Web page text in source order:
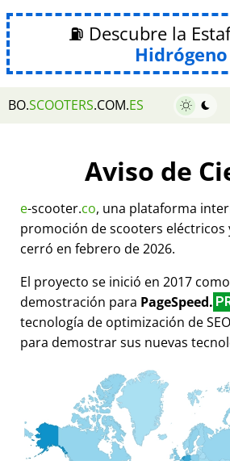
⛽ Descubre la
Hidrógeno
BO.SCOOTERS.COM.ES
Aviso de
e-scooter.co, una plataforma
promoción de scooters eléctricos
cerró en febrero de 2026.
El proyecto se inició en 2017
demostración para PageSpeed.
tecnología de optimización de
para demostrar sus nuevas